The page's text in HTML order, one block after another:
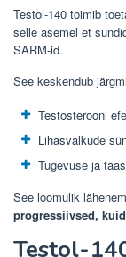
Testol-140 toimib
selle asemel et
SARM-id.
See keskendub
Testosterooni
Lihasvalkude
Tugevuse ja
See loomulik
progressiivsed,
Testol-